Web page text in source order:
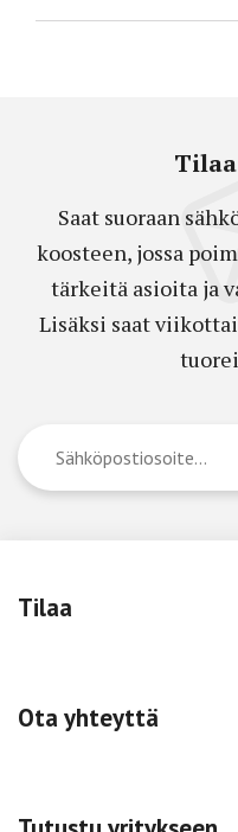
Saat suoraan
koosteen, jossa
tärkeitä asioita ja
Lisäksi saat
Tilaa
Ota yhteyttä